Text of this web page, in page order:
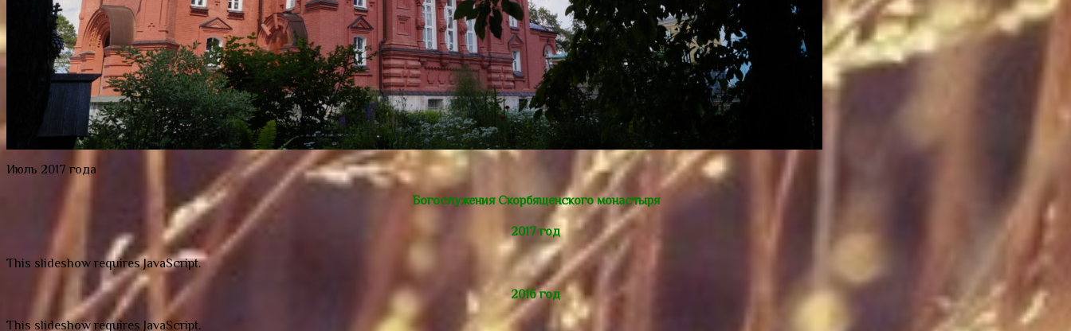
Июль 2017 года
Богослужения Скорбященского монастыря
2017 год
This slideshow requires JavaScript.
2016 год
This slideshow requires JavaScript.